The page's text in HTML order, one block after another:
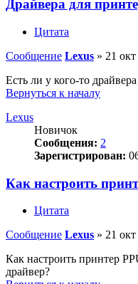
Драйвера для
Цитата
Сообщение Lexus » 21
Есть ли у кого-то
Вернуться к началу
Lexus
Новичок
Сообщения: 2
Зарегистрирован:
Как настроить
Цитата
Сообщение Lexus » 21
Как настроить принтер
драйвер?